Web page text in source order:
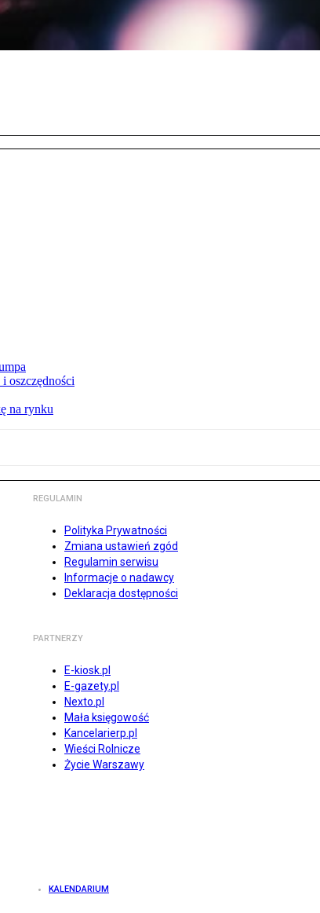
oszczędności
na rynku
REGULAMIN
Polityka Prywatności
Zmiana ustawień zgód
Regulamin serwisu
Informacje o nadawcy
Deklaracja dostępności
PARTNERZY
E-kiosk.pl
E-gazety.pl
Nexto.pl
Mała księgowość
Kancelarierp.pl
Wieści Rolnicze
Życie Warszawy
KALENDARIUM